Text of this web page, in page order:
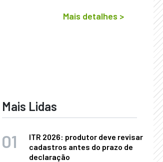
Mais detalhes >
Mais Lidas
ITR 2026: produtor deve revisar
cadastros antes do prazo de
declaração